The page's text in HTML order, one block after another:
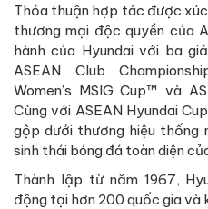
Thỏa thuận hợp tác được
thương mại độc quyền của
hành của Hyundai với ba
ASEAN Club
Women’s MSIG Cup™ và
Cùng với ASEAN Hyundai
gộp dưới thương hiệu thống
sinh thái bóng đá toàn diện
Thành lập từ năm 1967,
động tại hơn 200 quốc gia và